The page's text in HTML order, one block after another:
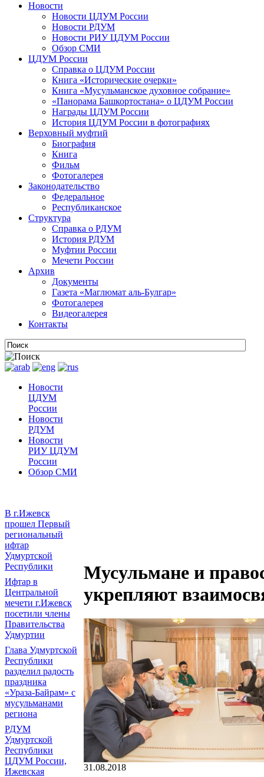
Новости
Новости ЦДУМ России
Новости РДУМ
Новости РИУ ЦДУМ России
Обзор СМИ
ЦДУМ России
Справка о ЦДУМ России
Книга «Исторические очерки»
Книга «Мусульманское духовное собрание»
«Панорама Башкортостана» о ЦДУМ России
Награды ЦДУМ России
История ЦДУМ России в фотографиях
Верховный муфтий
Биография
Книга
Фильм
Фотогалерея
Законодательство
Федеральное
Республиканское
Структура
Справка о РДУМ
История РДУМ
Муфтии России
Мечети России
Архив
Документы
Газета «Маглюмат аль-Булгар»
Фотогалерея
Видеогалерея
Контакты
Новости
ЦДУМ
России
Новости
РДУМ
Новости
РИУ ЦДУМ
России
Обзор СМИ
В г.Ижевск
прошел Первый
региональный
ифтар
Удмуртской
Республики
Ифтар в
Центральной
мечети г.Ижевск
посетили члены
Правительства
Удмуртии
Глава Удмуртской
Республики
разделил радость
праздника
«Ураза-Байрам» с
мусульманами
региона
РДУМ
Удмуртской
Республики
ЦДУМ России,
Ижевская
Мусульмане и
укрепляют
31.08.2018